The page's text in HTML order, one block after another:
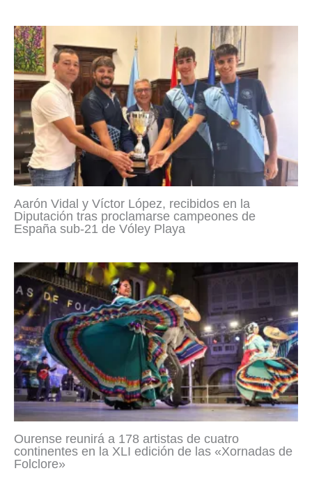
Aarón Vidal y Víctor López, recibidos en la
Diputación tras proclamarse campeones de
España sub-21 de Vóley Playa
Ourense reunirá a 178 artistas de cuatro
continentes en la XLI edición de las «Xornadas de
Folclore»